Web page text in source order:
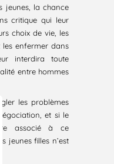
jeunes, la chance
critique qui leur
choix de vie, les
les enfermer dans
interdira toute
entre hommes
les problèmes
et si le
associé à ce
jeunes filles n’est